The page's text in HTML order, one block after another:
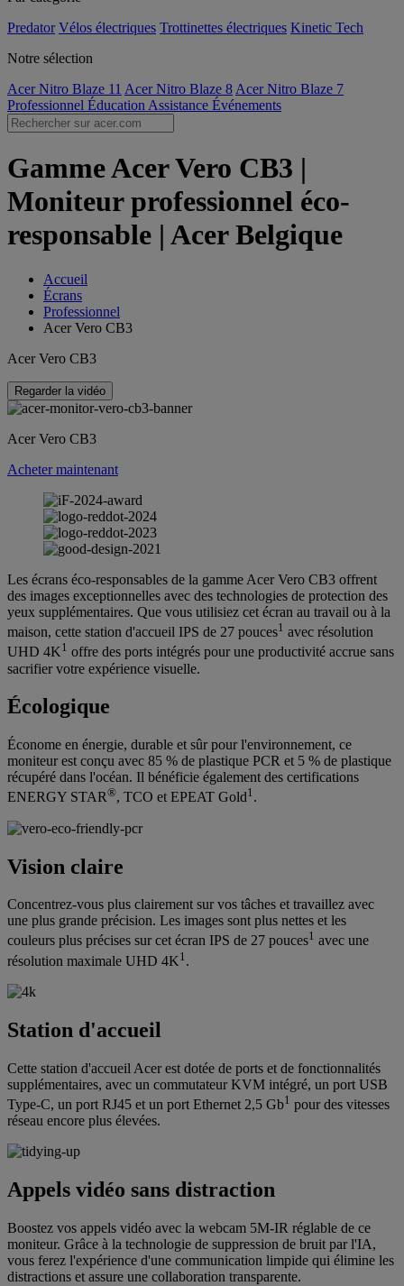
Predator Vélos électriques Trottinettes électriques Kinetic Tech
Notre sélection
Acer Nitro Blaze 11 Acer Nitro Blaze 8 Acer Nitro Blaze 7
Professionnel Éducation Assistance Événements
Gamme Acer Vero CB3 |
Moniteur professionnel éco-
responsable | Acer Belgique
Accueil
Écrans
Professionnel
Acer Vero CB3
Acer Vero CB3
Regarder la vidéo
Acer Vero CB3
Acheter maintenant
Les écrans éco-responsables de la gamme Acer Vero CB3 offrent
des images exceptionnelles avec des technologies de protection des
yeux supplémentaires. Que vous utilisiez cet écran au travail ou à la
maison, cette station d'accueil IPS de 27 pouces1 avec résolution
UHD 4K1 offre des ports intégrés pour une productivité accrue sans
sacrifier votre expérience visuelle.
Écologique
Économe en énergie, durable et sûr pour l'environnement, ce
moniteur est conçu avec 85 % de plastique PCR et 5 % de plastique
récupéré dans l'océan. Il bénéficie également des certifications
ENERGY STAR®, TCO et EPEAT Gold1.
Vision claire
Concentrez-vous plus clairement sur vos tâches et travaillez avec
une plus grande précision. Les images sont plus nettes et les
couleurs plus précises sur cet écran IPS de 27 pouces1 avec une
résolution maximale UHD 4K1 .
Station d'accueil
Cette station d'accueil Acer est dotée de ports et de fonctionnalités
supplémentaires, avec un commutateur KVM intégré, un port USB
Type-C, un port RJ45 et un port Ethernet 2,5 Gb1 pour des vitesses
réseau encore plus élevées.
Appels vidéo sans distraction
Boostez vos appels vidéo avec la webcam 5M-IR réglable de ce
moniteur. Grâce à la technologie de suppression de bruit par l'IA,
vous ferez l'expérience d'une communication limpide qui élimine les
distractions et assure une collaboration transparente.